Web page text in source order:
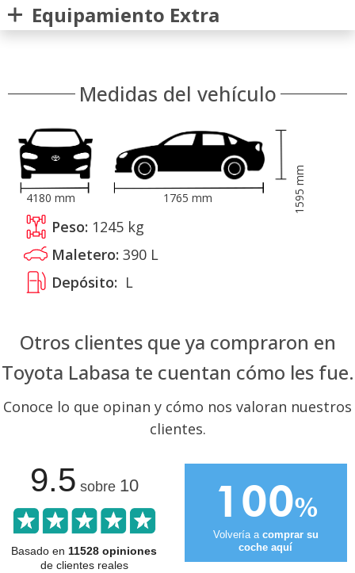
Equipamiento Extra
Medidas del vehículo
1595
mm
4180 mm 1765 mm
Peso: 1245 kg
Maletero: 390 L
Depósito: L
Otros clientes que ya compraron en
Toyota Labasa te cuentan cómo les fue.
Conoce lo que opinan y cómo nos valoran nuestros
clientes.
9.5 sobre 10
Basado en11528 opiniones
de clientes reales
100%
Volvería a comprar su
coche aquí